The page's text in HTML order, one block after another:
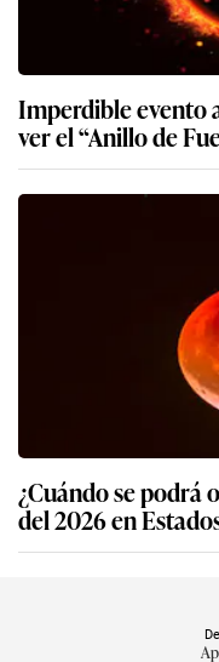
Imperdible evento
ver el “Anillo de
¿Cuándo se podrá
del 2026 en